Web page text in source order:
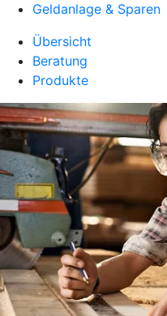
Geldanlage & Sparen
Übersicht
Beratung
Produkte